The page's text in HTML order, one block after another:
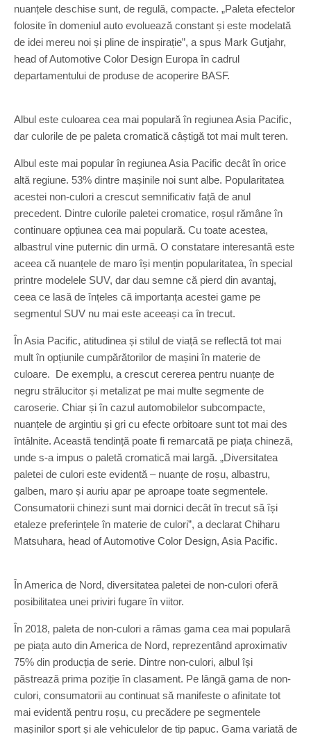
nuanțele deschise sunt, de regulă, compacte. „Paleta efectelor
folosite în domeniul auto evoluează constant și este modelată
de idei mereu noi și pline de inspirație”, a spus Mark Gutjahr,
head of Automotive Color Design Europa în cadrul
departamentului de produse de acoperire BASF.
Albul este culoarea cea mai populară în regiunea Asia Pacific,
dar culorile de pe paleta cromatică câștigă tot mai mult teren.
Albul este mai popular în regiunea Asia Pacific decât în orice
altă regiune. 53% dintre mașinile noi sunt albe. Popularitatea
acestei non-culori a crescut semnificativ față de anul
precedent. Dintre culorile paletei cromatice, roșul rămâne în
continuare opțiunea cea mai populară. Cu toate acestea,
albastrul vine puternic din urmă. O constatare interesantă este
aceea că nuanțele de maro își mențin popularitatea, în special
printre modelele SUV, dar dau semne că pierd din avantaj,
ceea ce lasă de înțeles că importanța acestei game pe
segmentul SUV nu mai este aceeași ca în trecut.
În Asia Pacific, atitudinea și stilul de viață se reflectă tot mai
mult în opțiunile cumpărătorilor de mașini în materie de
culoare. De exemplu, a crescut cererea pentru nuanțe de
negru strălucitor și metalizat pe mai multe segmente de
caroserie. Chiar și în cazul automobilelor subcompacte,
nuanțele de argintiu și gri cu efecte orbitoare sunt tot mai des
întâlnite. Această tendință poate fi remarcată pe piața chineză,
unde s-a impus o paletă cromatică mai largă. „Diversitatea
paletei de culori este evidentă – nuanțe de roșu, albastru,
galben, maro și auriu apar pe aproape toate segmentele.
Consumatorii chinezi sunt mai dornici decât în trecut să își
etaleze preferințele în materie de culori”, a declarat Chiharu
Matsuhara, head of Automotive Color Design, Asia Pacific.
În America de Nord, diversitatea paletei de non-culori oferă
posibilitatea unei priviri fugare în viitor.
În 2018, paleta de non-culori a rămas gama cea mai populară
pe piața auto din America de Nord, reprezentând aproximativ
75% din producția de serie. Dintre non-culori, albul își
păstrează prima poziție în clasament. Pe lângă gama de non-
culori, consumatorii au continuat să manifeste o afinitate tot
mai evidentă pentru roșu, cu precădere pe segmentele
mașinilor sport și ale vehiculelor de tip papuc. Gama variată de